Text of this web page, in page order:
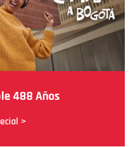
488 Años
>